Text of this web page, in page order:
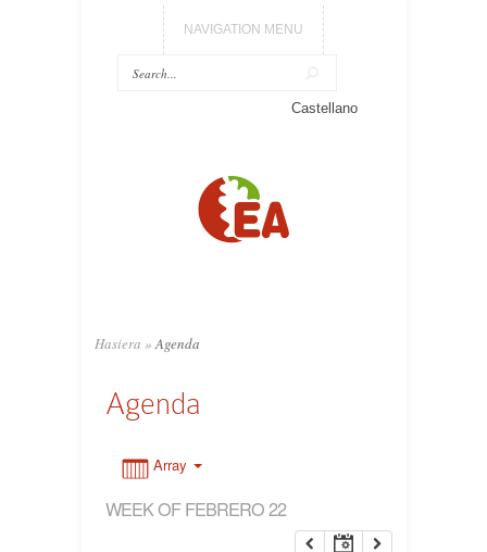
NAVIGATION MENU
Castellano
Hasiera » Agenda
Agenda
Array
WEEK OF FEBRERO 22
4:00
5:00